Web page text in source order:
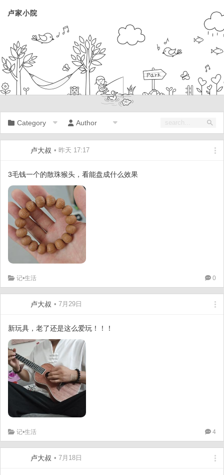
卢家小院
Category Author
卢大叔 • 昨天 17:17
3毛钱一个的散珠猴头，看能盘成什么效果
记•生活 0
卢大叔 • 7月29日
新玩具，老了还是这么爱玩！！！
记•生活 4
卢大叔 • 7月18日